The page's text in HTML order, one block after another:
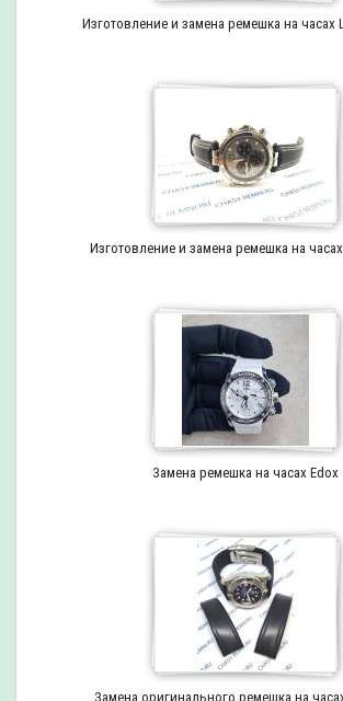
Изготовление и замена ремешка на часах
Изготовление и замена ремешка на часах
Замена ремешка на часах Edox
Замена оригинального ремешка на